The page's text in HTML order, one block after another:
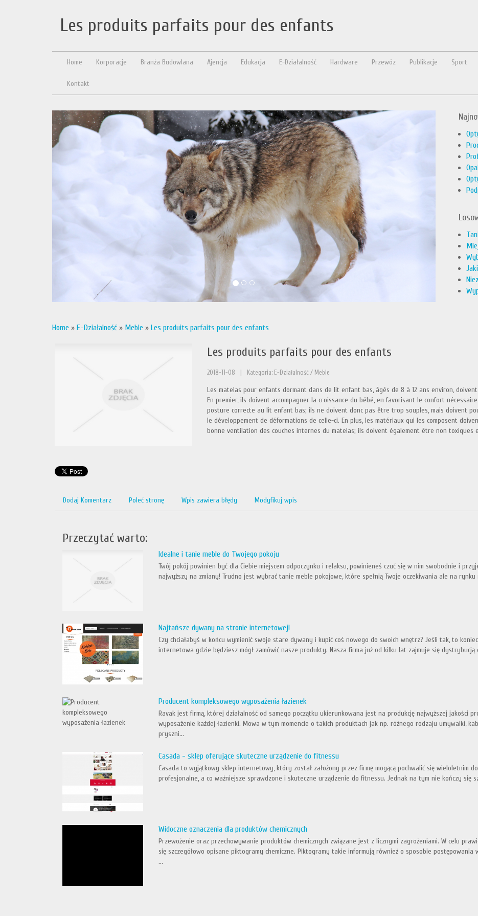
Les produits parfaits pour des enfants
Home Korporacje Branża Budowlana Ajencja Edukacja E-Działalność Hardware Przewóz Publikacje Sport
Kontakt
Home » E-Działalność » Meble » Les produits parfaits pour des enfants
Les produits parfaits pour des enfants
2018-11-08 Kategoria: E-Działalność / Meble
Les matelas pour enfants dormant dans de lit enfant bas, âgés de 8 à 12 ans environ,
En premier, ils doivent accompagner la croissance du bébé, en favorisant le confort
posture correcte au lit enfant bas; ils ne doivent donc pas être trop souples, mais doivent
le développement de déformations de celle-ci. En plus, les matériaux qui les composent
bonne ventilation des couches internes du matelas; ils doivent également être non toxiques
Dodaj Komentarz Poleć stronę Wpis zawiera błędy Modyfikuj wpis
Przeczytać warto:
Idealne i tanie meble do Twojego pokoju
Twój pokój powinien być dla Ciebie miejscem odpoczynku i relaksu, powinieneś czuć się w nim swobodnie i
najwyższy na zmiany! Trudno jest wybrać tanie meble pokojowe, które spełnią Twoje oczekiwania ale na rynku
Najtańsze dywany na stronie internetowej!
Czy chciałabyś w końcu wymienić swoje stare dywany i kupić coś nowego do swoich wnętrz? Jeśli tak, to
internetowa gdzie będziesz mógł zamówić nasze produkty. Nasza firma już od kilku lat zajmuje się
Producent kompleksowego wyposażenia łazienek
Ravak jest firmą, której działalność od samego początku ukierunkowana jest na produkcję najwyższej jakości
wyposażenie każdej łazienki. Mowa w tym momencie o takich produktach jak np. różnego rodzaju umywalki,
pryszni...
Casada - sklep oferujące skuteczne urządzenie do fitnessu
Casada to wyjątkowy sklep internetowy, który został założony przez firmę mogącą pochwalić się wieloletnim
profesjonalne, a co ważniejsze sprawdzone i skuteczne urządzenie do fitnessu. Jednak na tym nie kończy się
Widoczne oznaczenia dla produktów chemicznych
Przewożenie oraz przechowywanie produktów chemicznych związane jest z licznymi zagrożeniami. W celu
się szczegółowo opisane piktogramy chemiczne. Piktogramy takie informują również o sposobie
...